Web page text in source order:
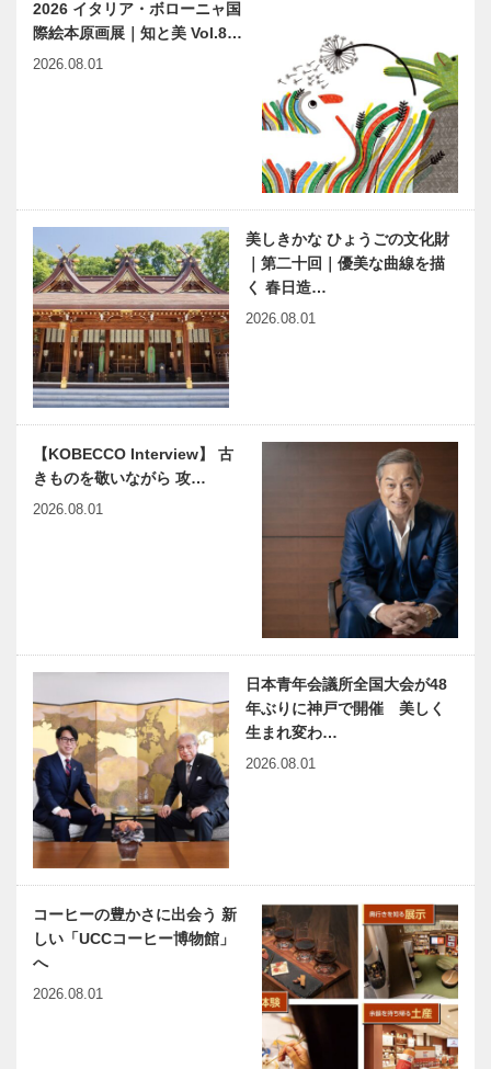
まで
24回〜
海外パビリオ
【特集】大
阪・関西万博
で食べる楽し
みはハズセナ
グルメも見つ
けた！ ｜
【特集】大
阪・関西万博
で食べる楽し
みはハズセ
ナ…
万博ならでは
の贅沢な感動
体験｜【特
集】大阪・関
神戸偉人伝外伝 ～知られ
ざる偉業～ （62）後編
小磯良平
港まち神戸
に、 愛と感
企画から販
売、食育ま
で。夢を繋げ
るプロジェク
トストーリー
第4回 ドリー
ム豚饅プロ…
けて半世紀｜
る玉藻会…
兵庫県医師会
の「みんなの
医療社会学」
神大病院の魅
力はココだ！
Vol.43 神戸
大学医学部附
属病院 呼吸
器外科 田根
…
出会いと学びの旅から
Vol.18
神戸のカクシ
ボタン 第
138回 地元
にまつわる妖
怪・UMA・
斎から 109
三島由紀夫の
記憶力
有馬温泉歴史
人物帖 ～其
の弐拾七～
田中 芳男
（たなか よ
2026 イタリア・ボローニャ国
際絵本原画展｜知と美 Vol.8…
2026.08.01
美しきかな ひょうごの文化財
｜第二十回｜優美な曲線を描
く 春日造…
2026.08.01
【KOBECCO Interview】 古
きものを敬いながら 攻…
2026.08.01
日本青年会議所全国大会が48
年ぶりに神戸で開催 美しく
生まれ変わ…
2026.08.01
コーヒーの豊かさに出会う 新
しい「UCCコーヒー博物館」
へ
2026.08.01